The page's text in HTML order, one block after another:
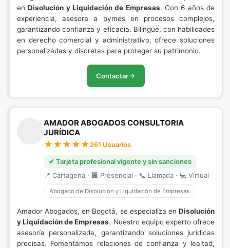
enDisolución y Liquidación de Empresas. Con 6 años de
experiencia, asesora a pymes en procesos complejos,
garantizando confianza y eficacia. Bilingüe, con habilidades
en derecho comercial y administrativo, ofrece soluciones
personalizadas y discretas para proteger su patrimonio.
Contactar
AMADOR ABOGADOS CONSULTORIA
JURÍDICA
261 Usuarios
✔ Tarjeta profesional vigente y sin sanciones
📍 Cartagena · 🏢 Presencial · 📞 Llamada · 💻 Virtual
Abogado de Disolución y Liquidación de Empresas
Amador Abogados, en Bogotá, se especializa en Disolución
y Liquidación de Empresas. Nuestro equipo experto ofrece
asesoría personalizada, garantizando soluciones jurídicas
precisas. Fomentamos relaciones de confianza y lealtad,